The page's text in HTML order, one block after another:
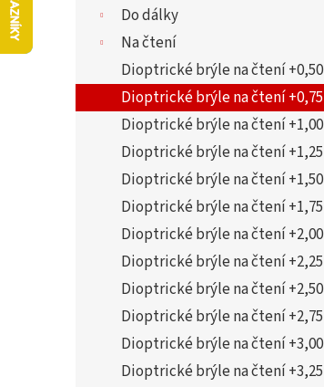
Do dálky
Na čtení
Dioptrické brýle na čtení +0,50
Dioptrické brýle na čtení +0,75
Dioptrické brýle na čtení +1,00
Dioptrické brýle na čtení +1,25
Dioptrické brýle na čtení +1,50
Dioptrické brýle na čtení +1,75
Dioptrické brýle na čtení +2,00
Dioptrické brýle na čtení +2,25
Dioptrické brýle na čtení +2,50
Dioptrické brýle na čtení +2,75
Dioptrické brýle na čtení +3,00
Dioptrické brýle na čtení +3,25